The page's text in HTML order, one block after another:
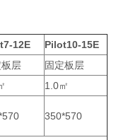
12E
Pilot10-15E
板层
固定板层
1.0㎡
350*570